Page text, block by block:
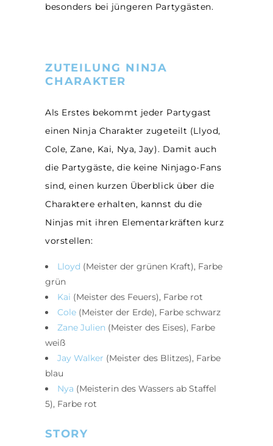
besonders bei jüngeren Partygästen.
ZUTEILUNG NINJA
CHARAKTER
Als Erstes bekommt jeder Partygast
einen Ninja Charakter zugeteilt (Llyod,
Cole, Zane, Kai, Nya, Jay). Damit auch
die Partygäste, die keine Ninjago-Fans
sind, einen kurzen Überblick über die
Charaktere erhalten, kannst du die
Ninjas mit ihren Elementarkräften kurz
vorstellen:
Lloyd (Meister der grünen Kraft), Farbe
grün
Kai (Meister des Feuers), Farbe rot
Cole (Meister der Erde), Farbe schwarz
Zane Julien (Meister des Eises), Farbe
weiß
Jay Walker (Meister des Blitzes), Farbe
blau
Nya (Meisterin des Wassers ab Staffel
5), Farbe rot
STORY